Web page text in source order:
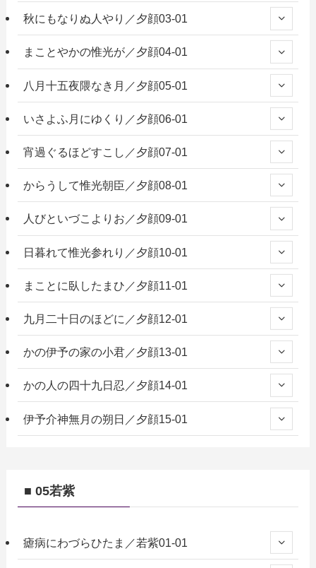
秋にもなりぬ人やり／夕顔03-01
まことやかの惟光が／夕顔04-01
八月十五夜隈なき月／夕顔05-01
いさよふ月にゆくり／夕顔06-01
宵過ぐるほどすこし／夕顔07-01
からうして惟光朝臣／夕顔08-01
人びといづこよりお／夕顔09-01
日暮れて惟光参れり／夕顔10-01
まことに臥したまひ／夕顔11-01
九月二十日のほどに／夕顔12-01
かの伊予の家の小君／夕顔13-01
かの人の四十九日忍／夕顔14-01
伊予介神無月の朔日／夕顔15-01
■ 05若紫
瘧病にわづらひたま／若紫01-01